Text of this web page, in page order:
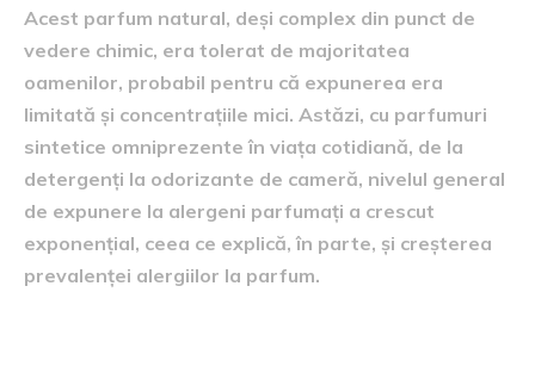
Acest parfum natural, deși complex din punct de
vedere chimic, era tolerat de majoritatea
oamenilor, probabil pentru că expunerea era
limitată și concentrațiile mici. Astăzi, cu parfumuri
sintetice omniprezente în viața cotidiană, de la
detergenți la odorizante de cameră, nivelul general
de expunere la alergeni parfumați a crescut
exponențial, ceea ce explică, în parte, și creșterea
prevalenței alergiilor la parfum.